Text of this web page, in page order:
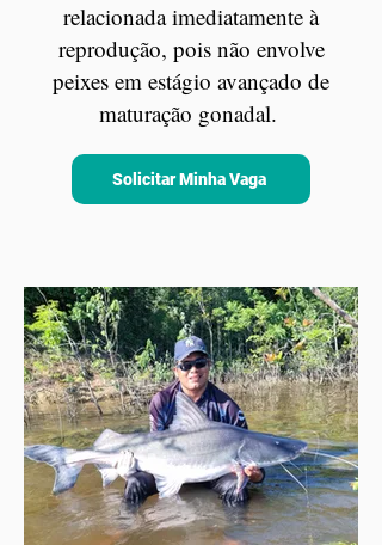
relacionada imediatamente à
reprodução, pois não envolve
peixes em estágio avançado de
maturação gonadal.
Solicitar Minha Vaga